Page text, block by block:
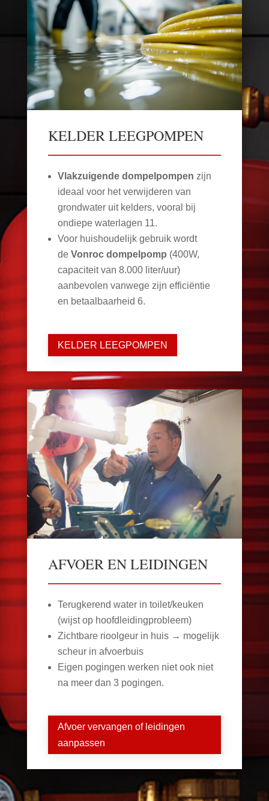
KELDER LEEGPOMPEN
Vlakzuigende dompelpompen zijn
ideaal voor het verwijderen van
grondwater uit kelders, vooral bij
ondiepe waterlagen 11.
Voor huishoudelijk gebruik wordt
de Vonroc dompelpomp (400W,
capaciteit van 8.000 liter/uur)
aanbevolen vanwege zijn efficiëntie
en betaalbaarheid 6.
KELDER LEEGPOMPEN
AFVOER EN LEIDINGEN
Terugkerend water in toilet/keuken
(wijst op hoofdleidingprobleem)
Zichtbare rioolgeur in huis → mogelijk
scheur in afvoerbuis
Eigen pogingen werken niet ook niet
na meer dan 3 pogingen.
Afvoer vervangen of leidingen
aanpassen